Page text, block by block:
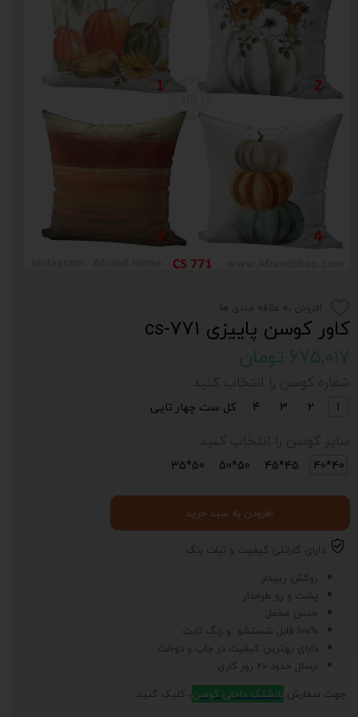
کاور کوسن پاییزی cs-771
۶۷۵,۰۱۷ تومان
دارای گارانتی کیفیت و ثبات رنگ
روکش زیپدار
پشت و رو طرحدار
جنس مخمل
100% قابل شستشو و رنگ ثابت
دارای بهترین کیفیت در چاپ و دوخت
ارسال حدود 20 روز کاری
جهت سفارش بالشتک داخلی کوسن، کلیک کنید.
1
2
3
4 کل ست چهار تایی
40*40
45*45
50*50
50*35
افزودن به سبد خرید
افزودن به علاقه مندی ها